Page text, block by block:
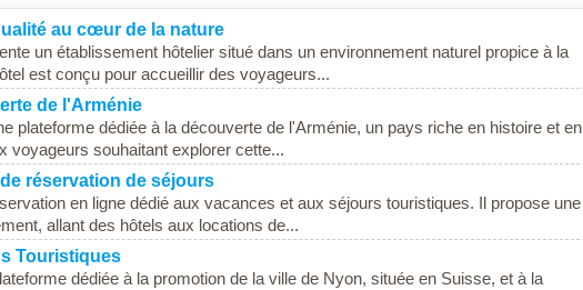
au cœur de la nature
un établissement hôtelier situé dans un environnement naturel propice à la
est conçu pour accueillir des voyageurs...
de l'Arménie
plateforme dédiée à la découverte de l'Arménie, un pays riche en histoire et en
voyageurs souhaitant explorer cette...
réservation de séjours
en ligne dédié aux vacances et aux séjours touristiques. Il propose une
allant des hôtels aux locations de...
Touristiques
dédiée à la promotion de la ville de Nyon, située en Suisse, et à la